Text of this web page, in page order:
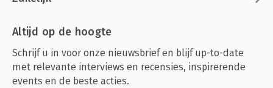
Altijd op de hoogte
Schrijf u in voor onze nieuwsbrief en blijf up-to-date
met relevante interviews en recensies, inspirerende
events en de beste acties.